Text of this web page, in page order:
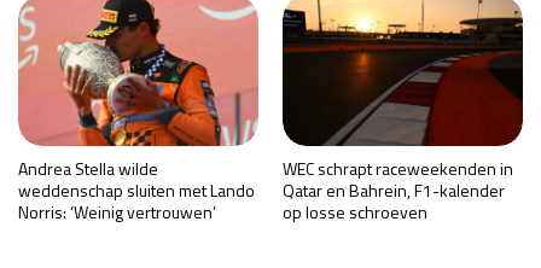
Andrea Stella wilde
weddenschap sluiten met Lando
Norris: ‘Weinig vertrouwen’
WEC schrapt raceweekenden in
Qatar en Bahrein, F1-kalender
op losse schroeven